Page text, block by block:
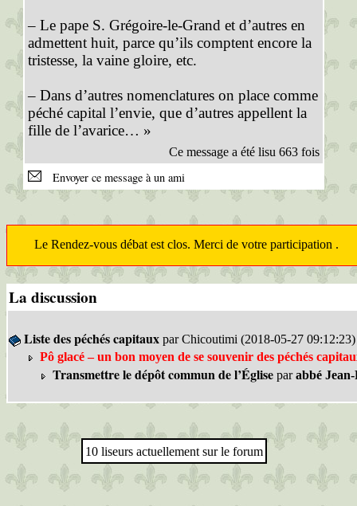
– Le pape S. Grégoire-le-Grand et d’autres en
admettent huit, parce qu’ils comptent encore la
tristesse, la vaine gloire, etc.
– Dans d’autres nomenclatures on place comme
péché capital l’envie, que d’autres appellent la
fille de l’avarice… »
Ce message a été lisu 663 fois
Envoyer ce message à un ami
Le Rendez-vous débat est clos. Merci de votre participation .
La discussion
Liste des péchés capitaux par Chicoutimi (2018-05-27 09:12:23)
Pô glacé – un bon moyen de se souvenir des péchés
Transmettre le dépôt commun de l’Église parabbé
10 liseurs actuellement sur le forum